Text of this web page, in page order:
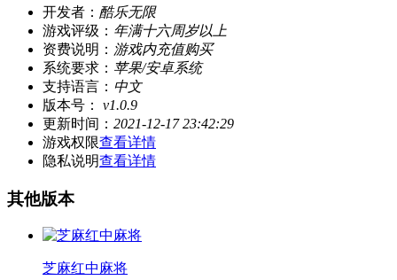
开发者： 酷乐无限
游戏评级： 年满十六周岁以上
资费说明： 游戏内充值购买
系统要求： 苹果/安卓系统
支持语言： 中文
版本号：
v1.0.9
更新时间： 2021-12-17 23:42:29
游戏权限查看详情
隐私说明查看详情
其他版本
芝麻红中麻将